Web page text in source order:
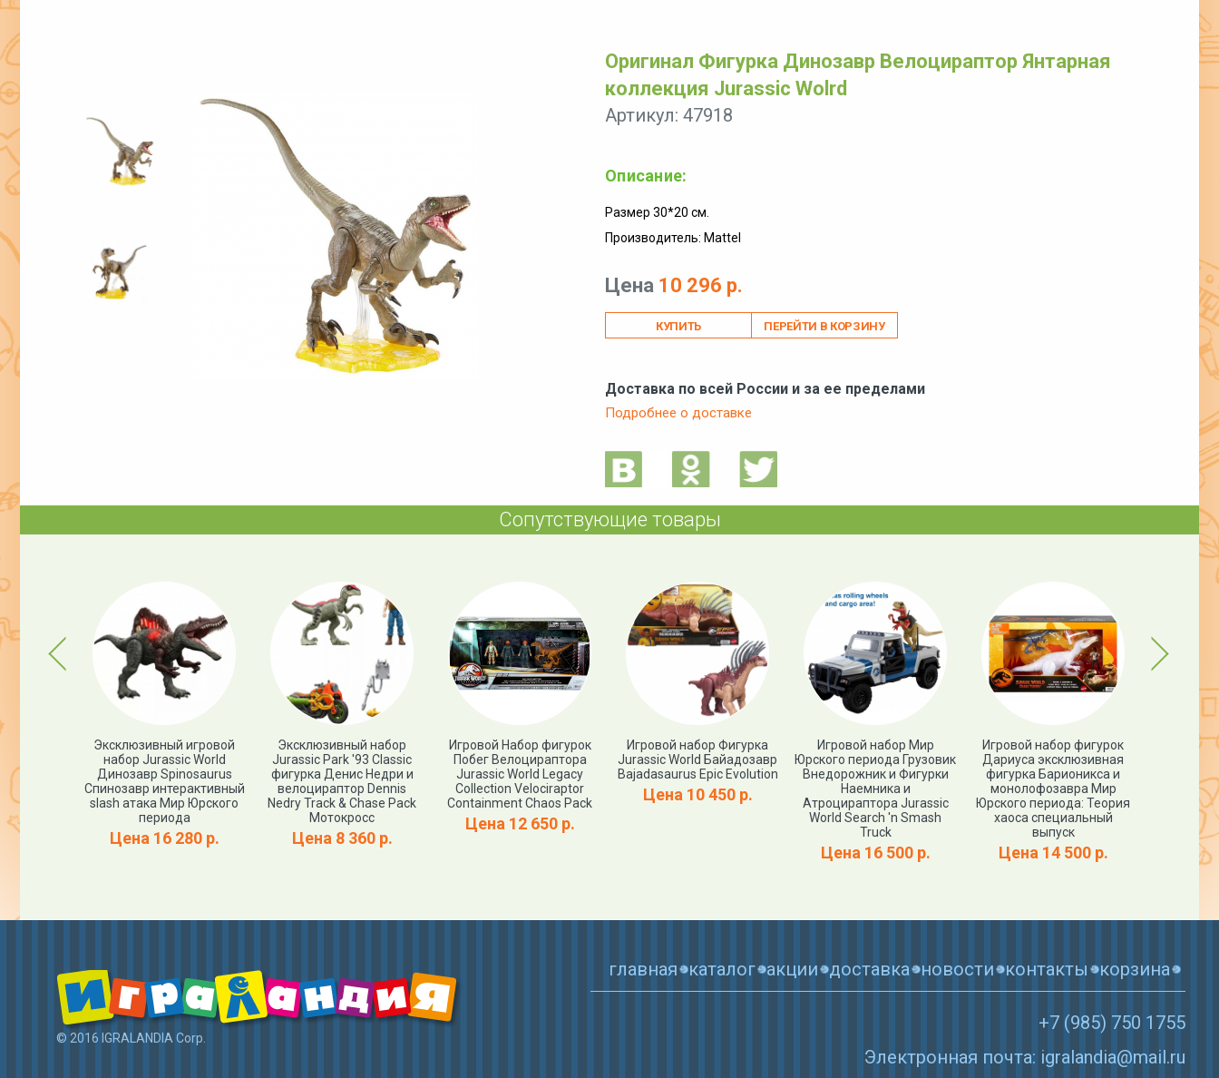
Оригинал Фигурка Динозавр Велоцираптор Янтарная
коллекция Jurassic Wolrd
Артикул: 47918
Описание:
Размер 30*20 см.
Производитель: Mattel
Цена 10 296 р.
ПЕРЕЙТИ В КОРЗИНУ
Доставка по всей России и за ее пределами
Подробнее о доставке
Сопутствующие товары
Previous
World
р.
Эксклюзивный игровой
набор Jurassic World
Динозавр Spinosaurus
Спинозавр интерактивный
slash атака Мир Юрского
периода
Цена 16 280 р.
Эксклюзивный набор
Jurassic Park '93 Classic
фигурка Денис Недри и
велоцираптор Dennis
Nedry Track & Chase Pack
Мотокросс
Цена 8 360 р.
Игровой Набор фигурок
Побег Велоцираптора
Jurassic World Legacy
Collection Velociraptor
Containment Chaos Pack
Цена 12 650 р.
Игровой набор Фигурка
Jurassic World Байадозавр
Bajadasaurus Epic Evolution
Цена 10 450 р.
Игровой набор Мир
Юрского периода Грузовик
Внедорожник и Фигурки
Наемника и
Атроцираптора Jurassic
World Search 'n Smash
Truck
Цена 16 500 р.
Игровой набор фигурок
Дариуса эксклюзивная
фигурка Барионикса и
монолофозавра Мир
Юрского периода: Теория
хаоса специальный
выпуск
Цена 14 500 р.
World
Next
© 2016 IGRALANDIA Corp.
главная каталог акции доставка новости контакты корзина
+7 (985) 750 1755
Электронная почта: igralandia@mail.ru